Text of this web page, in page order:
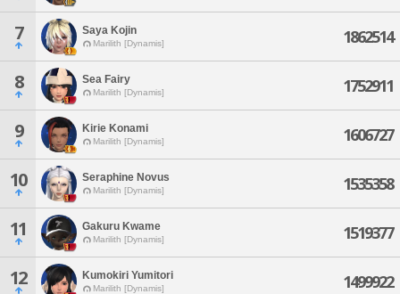
7 Saya Kojin
Marilith [Dynamis] 1862514
8 Sea Fairy
Marilith [Dynamis] 1752911
9 Kirie Konami
Marilith [Dynamis] 1606727
10 Seraphine Novus
Marilith [Dynamis] 1535358
11 Gakuru Kwame
Marilith [Dynamis] 1519377
12 Kumokiri Yumitori
Marilith [Dynamis] 1499922